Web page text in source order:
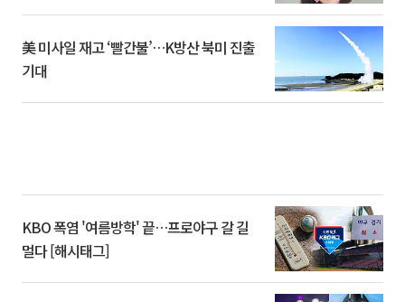
美 미사일 재고 ‘빨간불’…K방산 북미 진출
기대
KBO 폭염 '여름방학' 끝…프로야구 갈 길
멀다 [해시태그]